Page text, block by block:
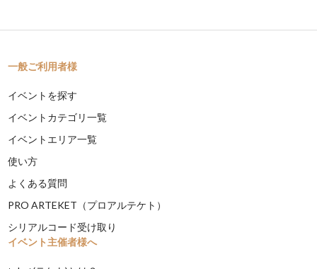
一般ご利用者様
イベントを探す
イベントカテゴリ一覧
イベントエリア一覧
使い方
よくある質問
PRO ARTEKET（プロアルテケト）
シリアルコード受け取り
イベント主催者様へ